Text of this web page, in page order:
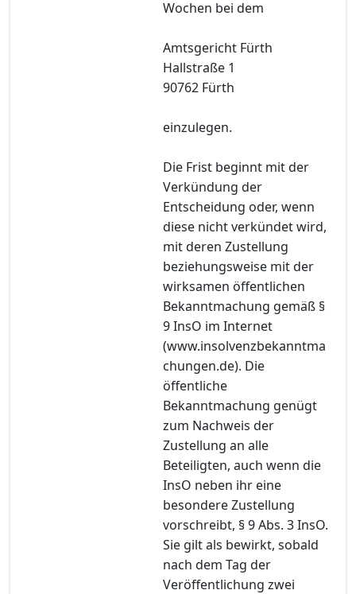
Wochen bei dem
Amtsgericht Fürth
Hallstraße 1
90762 Fürth
einzulegen.
Die Frist beginnt mit der
Verkündung der
Entscheidung oder, wenn
diese nicht verkündet wird,
mit deren Zustellung
beziehungsweise mit der
wirksamen öffentlichen
Bekanntmachung gemäß §
9 InsO im Internet
(www.insolvenzbekanntma
chungen.de). Die
öffentliche
Bekanntmachung genügt
zum Nachweis der
Zustellung an alle
Beteiligten, auch wenn die
InsO neben ihr eine
besondere Zustellung
vorschreibt, § 9 Abs. 3 InsO.
Sie gilt als bewirkt, sobald
nach dem Tag der
Veröffentlichung zwei